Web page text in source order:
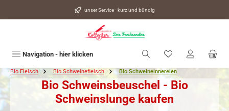
unser Service - kurz und bündig
Navigation - hier klicken Du hast 0
Bio Fleisch Bio Schweinefleisch Bio Schweineinnereien
Bio Schweinsbeuschel - Bio
Schweinslunge kaufen